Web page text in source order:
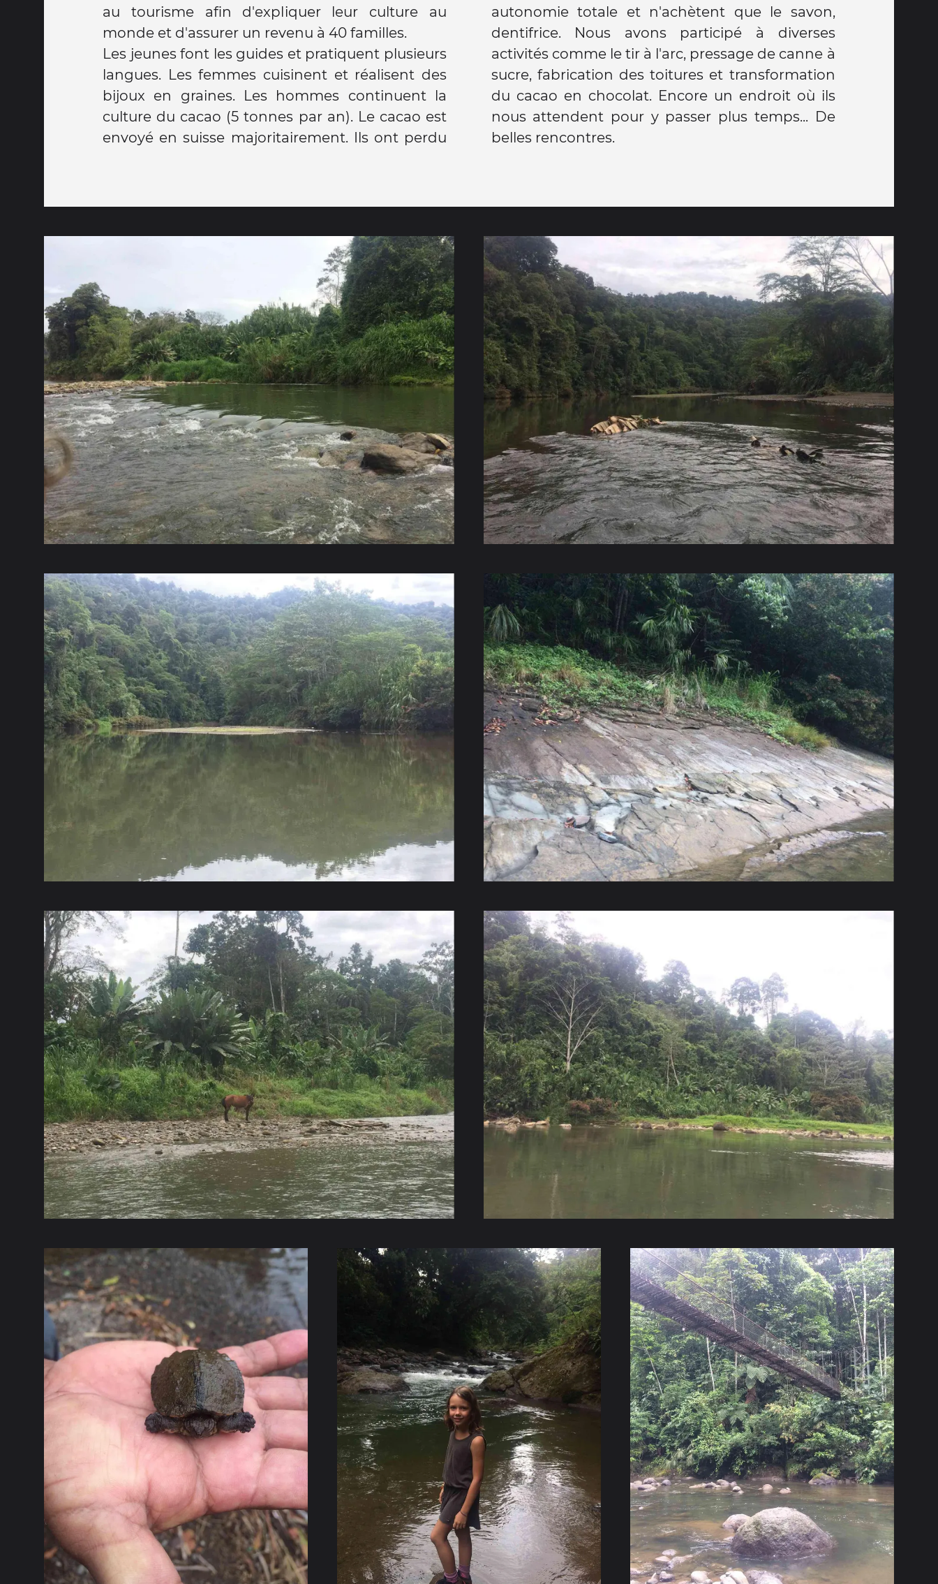
au tourisme afin d'expliquer leur culture au
monde et d'assurer un revenu à 40 familles.
Les jeunes font les guides et pratiquent plusieurs
langues. Les femmes cuisinent et réalisent des
bijoux en graines. Les hommes continuent la
culture du cacao (5 tonnes par an). Le cacao est
envoyé en suisse majoritairement. Ils ont perdu
autonomie totale et n'achètent que le savon,
dentifrice. Nous avons participé à diverses
activités comme le tir à l'arc, pressage de canne à
sucre, fabrication des toitures et transformation
du cacao en chocolat. Encore un endroit où ils
nous attendent pour y passer plus temps... De
belles rencontres.